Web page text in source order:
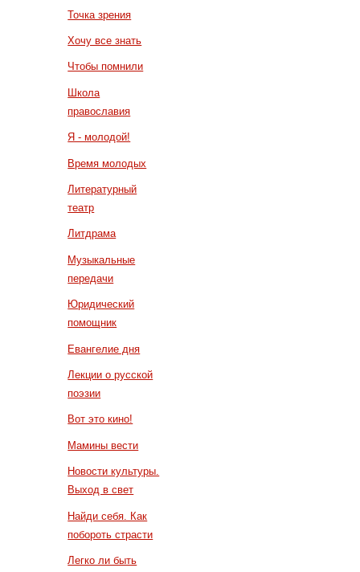
Точка зрения
Хочу все знать
Чтобы помнили
Школа
православия
Я - молодой!
Время молодых
Литературный
театр
Литдрама
Музыкальные
передачи
Юридический
помощник
Евангелие дня
Лекции о русской
поэзии
Вот это кино!
Мамины вести
Новости культуры.
Выход в свет
Найди себя. Как
побороть страсти
Легко ли быть